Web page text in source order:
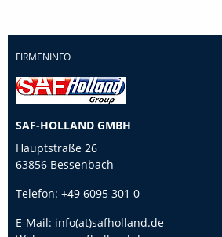
FIRMENINFO
SAF-HOLLAND GMBH
Hauptstraße 26
63856 Bessenbach
Telefon: +49 6095 301 0
E-Mail: info(at)safholland.de